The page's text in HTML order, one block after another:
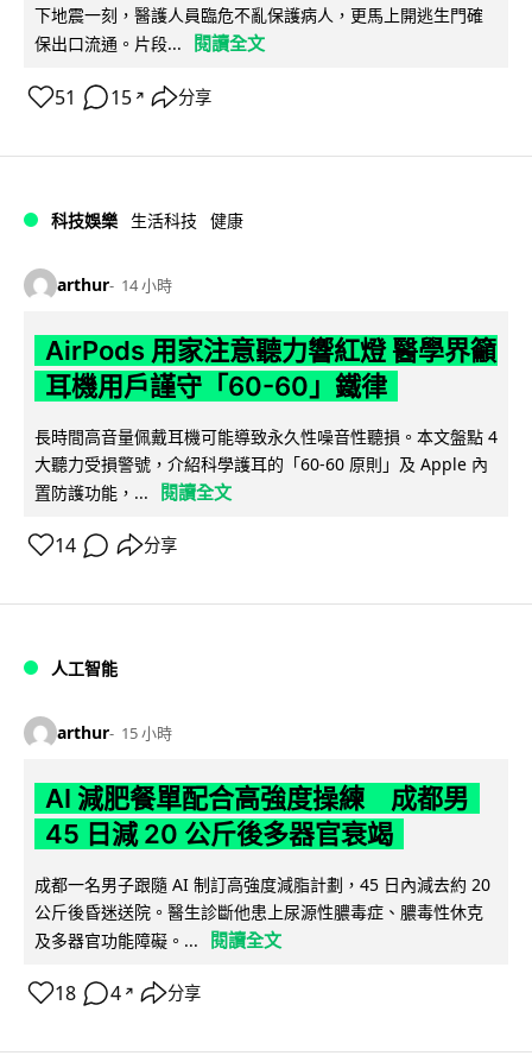
下地震一刻，醫護人員臨危不亂保護病人，更馬上開逃生門確
保出口流通。片段...
閱讀全文
51 15 ↗ 分享
科技娛樂 生活科技 健康
arthur 14 小時
AirPods 用家注意聽力響紅燈 醫學界籲
耳機用戶謹守「60-60」鐵律
長時間高音量佩戴耳機可能導致永久性噪音性聽損。本文盤點 4
大聽力受損警號，介紹科學護耳的「60-60 原則」及 Apple 內
置防護功能，...
閱讀全文
14 分享
人工智能
arthur 15 小時
AI 減肥餐單配合高強度操練 成都男
45 日減 20 公斤後多器官衰竭
成都一名男子跟隨 AI 制訂高強度減脂計劃，45 日內減去約 20
公斤後昏迷送院。醫生診斷他患上尿源性膿毒症、膿毒性休克
及多器官功能障礙。...
閱讀全文
18 4 ↗ 分享